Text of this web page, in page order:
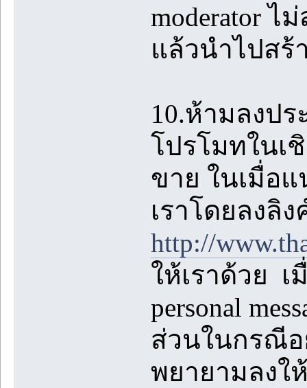
moderator
แล้วนำไปสร้
10.ห้ามลงป
โปรโมทในเ
ขาย ในเมื่อ
เราโดยลงลิง
http://
ให้เราด้วย
personal
ส่วนในกรณีอ
พยายามลงใ